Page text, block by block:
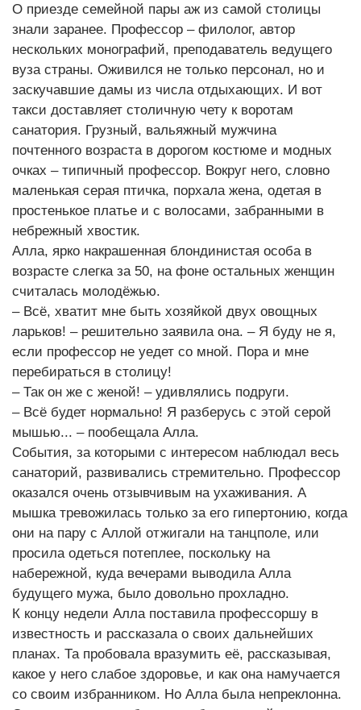
О приезде семейной пары аж из самой столицы
знали заранее. Профессор – филолог, автор
нескольких монографий, преподаватель ведущего
вуза страны. Оживился не только персонал, но и
заскучавшие дамы из числа отдыхающих. И вот
такси доставляет столичную чету к воротам
санатория. Грузный, вальяжный мужчина
почтенного возраста в дорогом костюме и модных
очках – типичный профессор. Вокруг него, словно
маленькая серая птичка, порхала жена, одетая в
простенькое платье и с волосами, забранными в
небрежный хвостик.
Алла, ярко накрашенная блондинистая особа в
возрасте слегка за 50, на фоне остальных женщин
считалась молодёжью.
– Всё, хватит мне быть хозяйкой двух овощных
ларьков! – решительно заявила она. – Я буду не я,
если профессор не уедет со мной. Пора и мне
перебираться в столицу!
– Так он же с женой! – удивлялись подруги.
– Всё будет нормально! Я разберусь с этой серой
мышью... – пообещала Алла.
События, за которыми с интересом наблюдал весь
санаторий, развивались стремительно. Профессор
оказался очень отзывчивым на ухаживания. А
мышка тревожилась только за его гипертонию, когда
они на пару с Аллой отжигали на танцполе, или
просила одеться потеплее, поскольку на
набережной, куда вечерами выводила Алла
будущего мужа, было довольно прохладно.
К концу недели Алла поставила профессоршу в
известность и рассказала о своих дальнейших
планах. Та пробовала вразумить её, рассказывая,
какое у него слабое здоровье, и как она намучается
со своим избранником. Но Алла была непреклонна.